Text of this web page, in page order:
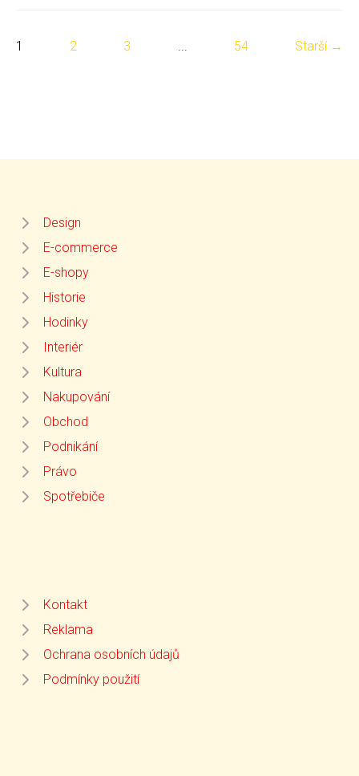
1 2 3 ... 54 Starší →
Design
E-commerce
E-shopy
Historie
Hodinky
Interiér
Kultura
Nakupování
Obchod
Podnikání
Právo
Spotřebiče
Kontakt
Reklama
Ochrana osobních údajů
Podmínky použití